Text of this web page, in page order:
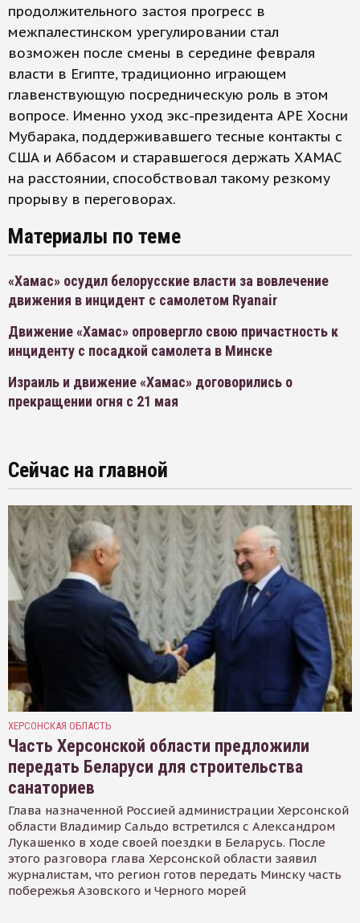
продолжительного застоя прогресс в
межпалестинском урегулировании стал
возможен после смены в середине февраля
власти в Египте, традиционно играющем
главенствующую посредническую роль в этом
вопросе. Именно уход экс-президента АРЕ Хосни
Мубарака, поддерживавшего тесные контакты с
США и Аббасом и старавшегося держать ХАМАС
на расстоянии, способствовал такому резкому
прорыву в переговорах.
Материалы по теме
«Хамас» осудил белорусские власти за вовлечение
движения в инцидент с самолетом Ryanair
Движение «Хамас» опровергло свою причастность к
инциденту с посадкой самолета в Минске
Израиль и движение «Хамас» договорились о
прекращении огня с 21 мая
Сейчас на главной
ХЕРСОНСКАЯ ОБЛАСТЬ
Часть Херсонской области предложили
передать Беларуси для строительства
санаториев
Глава назначенной Россией администрации Херсонской
области Владимир Сальдо встретился с Александром
Лукашенко в ходе своей поездки в Беларусь. После
этого разговора глава Херсонской области заявил
журналистам, что регион готов передать Минску часть
побережья Азовского и Черного морей